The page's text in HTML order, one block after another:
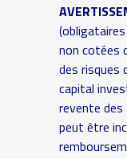
non cotées
des risques
capital
revente
peut être